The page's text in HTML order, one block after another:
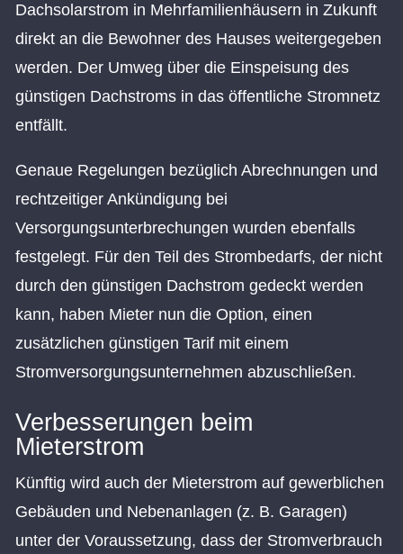
Dachsolarstrom in Mehrfamilienhäusern in Zukunft
direkt an die Bewohner des Hauses weitergegeben
werden. Der Umweg über die Einspeisung des
günstigen Dachstroms in das öffentliche Stromnetz
entfällt.
Genaue Regelungen bezüglich Abrechnungen und
rechtzeitiger Ankündigung bei
Versorgungsunterbrechungen wurden ebenfalls
festgelegt. Für den Teil des Strombedarfs, der nicht
durch den günstigen Dachstrom gedeckt werden
kann, haben Mieter nun die Option, einen
zusätzlichen günstigen Tarif mit einem
Stromversorgungsunternehmen abzuschließen.
Verbesserungen beim
Mieterstrom
Künftig wird auch der Mieterstrom auf gewerblichen
Gebäuden und Nebenanlagen (z. B. Garagen)
unter der Voraussetzung, dass der Stromverbrauch